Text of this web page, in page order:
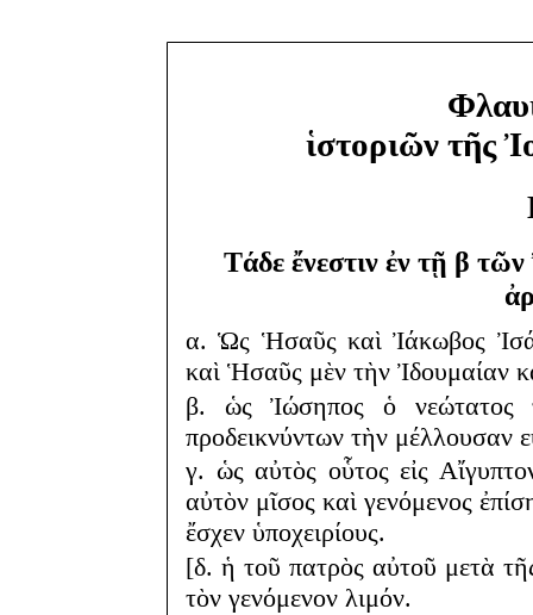
ἱστοριῶν τῆς
Τάδε ἔνεστιν ἐν τῇ β
α. Ὡς Ἡσαῦς καὶ Ἰάκωβος
καὶ Ἡσαῦς μὲν τὴν Ἰδουμαίαν
β. ὡς Ἰώσηπος ὁ νεώτατος
προδεικνύντων τὴν μέλλουσαν
γ. ὡς αὐτὸς οὗτος εἰς
αὐτὸν μῖσος καὶ γενόμενος
ἔσχεν ὑποχειρίους.
[δ. ἡ τοῦ πατρὸς αὐτοῦ μετὰ
τὸν γενόμενον λιμόν.